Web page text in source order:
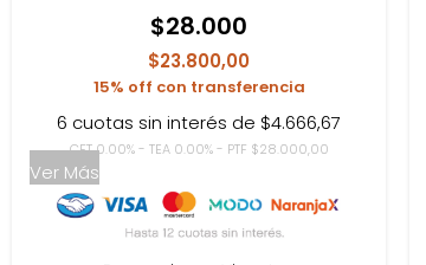
$28.000
$23.800,00
15% off con transferencia
6 cuotas sin interés de $4.666,67
CFT 0.00% - TEA 0.00% - PTF $28.000,00
Ver Más